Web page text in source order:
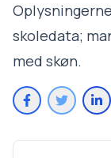
skoledata;
med skøn.